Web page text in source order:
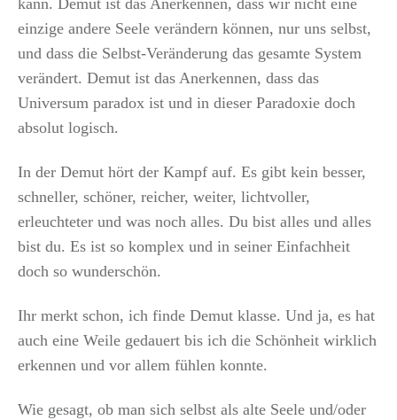
kann. Demut ist das Anerkennen, dass wir nicht eine
einzige andere Seele verändern können, nur uns selbst,
und dass die Selbst-Veränderung das gesamte System
verändert. Demut ist das Anerkennen, dass das
Universum paradox ist und in dieser Paradoxie doch
absolut logisch.
In der Demut hört der Kampf auf. Es gibt kein besser,
schneller, schöner, reicher, weiter, lichtvoller,
erleuchteter und was noch alles. Du bist alles und alles
bist du. Es ist so komplex und in seiner Einfachheit
doch so wunderschön.
Ihr merkt schon, ich finde Demut klasse. Und ja, es hat
auch eine Weile gedauert bis ich die Schönheit wirklich
erkennen und vor allem fühlen konnte.
Wie gesagt, ob man sich selbst als alte Seele und/oder